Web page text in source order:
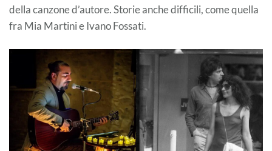
della canzone d’autore. Storie anche difficili, come quella
fra Mia Martini e Ivano Fossati.